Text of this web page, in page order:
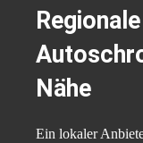
Nähe
Ein lokaler